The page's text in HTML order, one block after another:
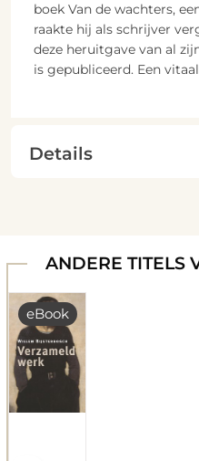
boek Van de wachters,
raakte hij als schrijver
deze heruitgave van al
is gepubliceerd. Een
Details
ANDERE TITELS
eBook